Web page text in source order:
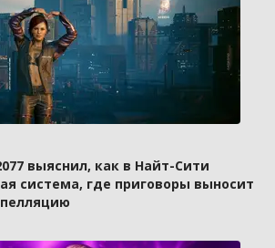
выяснил, как в Найт-Сити
система, где приговоры выносит